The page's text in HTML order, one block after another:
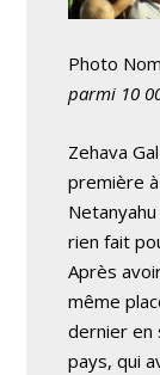
Photo
parmi 10
Zehava
première
rien fait
Après
même
dernier en
pays, qui